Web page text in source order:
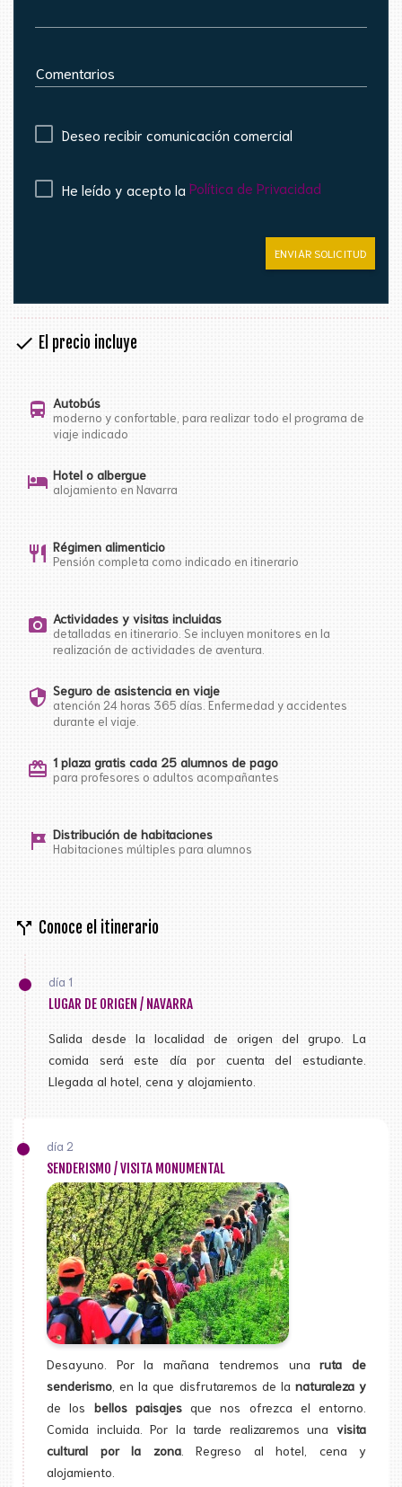
Comentarios
Deseo recibir comunicación comercial
He leído y acepto la Política de Privacidad
ENVIAR SOLICITUD
check El precio incluye
directions_bus Autobús
moderno y confortable, para realizar todo el programa de
viaje indicado
hotel Hotel o albergue
alojamiento en Navarra
restaurant Régimen alimenticio
Pensión completa como indicado en itinerario
photo_camera Actividades y visitas incluidas
detalladas en itinerario. Se incluyen monitores en la
realización de actividades de aventura.
security Seguro de asistencia en viaje
atención 24 horas 365 días. Enfermedad y accidentes
durante el viaje.
card_giftcard 1 plaza gratis cada 25 alumnos de pago
para profesores o adultos acompañantes
tour Distribución de habitaciones
Habitaciones múltiples para alumnos
call_split Conoce el itinerario
día 1
LUGAR DE ORIGEN / NAVARRA
Salida desde la localidad de origen del grupo. La
comida será este día por cuenta del estudiante.
Llegada al hotel, cena y alojamiento.
día 2
SENDERISMO / VISITA MONUMENTAL
Desayuno. Por la mañana tendremos unaruta de
senderismo , en la que disfrutaremos de la naturaleza y
de los bellos paisajesque nos ofrezca el entorno.
Comida incluida. Por la tarde realizaremos una visita
cultural por la zona. Regreso al hotel, cena y
alojamiento.